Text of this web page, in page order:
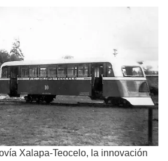
Xalapa-Teocelo, la innovación